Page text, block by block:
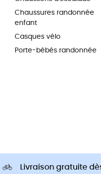
Chaussures randonnée
enfant
Casques vélo
Porte-bébés randonnée
Livraison gratuite